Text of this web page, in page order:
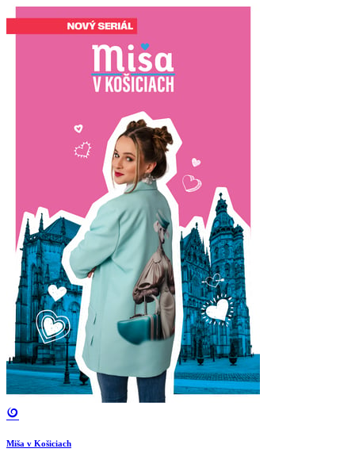
Miša v Košiciach